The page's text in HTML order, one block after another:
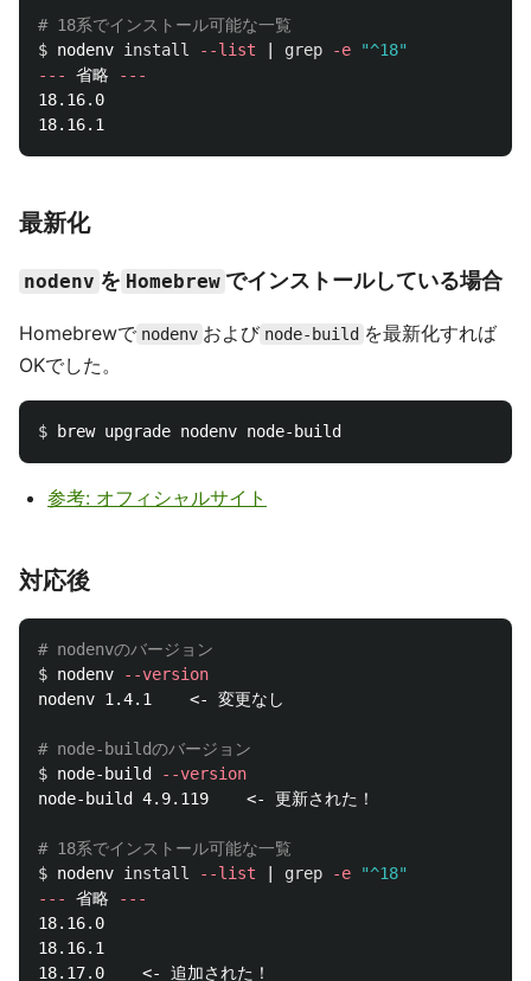
# 18系でインストール可能な一覧
$ nodenv install --list grep -e
"^18"
---
省略
---
18.16.0
最新化
nodenv を Homebrew でインストールしている場合
Homebrewで nodenv および node-build を最新化すれば
OKでした。
$
参考: オフィシャルサイト
対応後
# nodenvのバージョン
$ nodenv
--version
nodenv 1.4.1    <- 変更なし
# node-buildのバージョン
$ node-build
--version
node-build 4.9.119    <- 更新された！
# 18系でインストール可能な一覧
$ nodenv install --list grep -e
"^18"
---
省略
---
18.16.0
18.16.1